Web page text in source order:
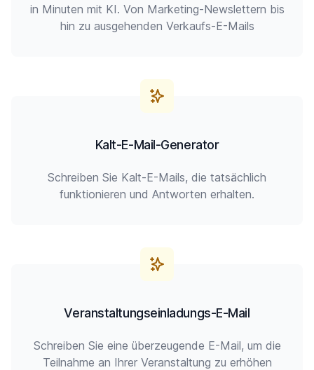
in Minuten mit KI. Von Marketing-Newslettern bis
hin zu ausgehenden Verkaufs-E-Mails
Kalt-E-Mail-Generator
Schreiben Sie Kalt-E-Mails, die tatsächlich
funktionieren und Antworten erhalten.
Veranstaltungseinladungs-E-Mail
Schreiben Sie eine überzeugende E-Mail, um die
Teilnahme an Ihrer Veranstaltung zu erhöhen